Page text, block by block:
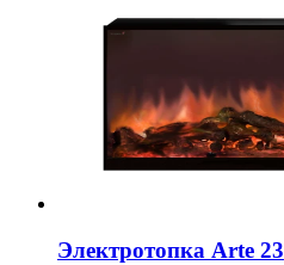
Электротопка Arte 23